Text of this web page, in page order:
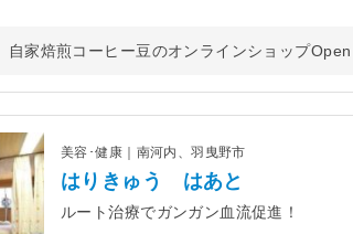
自家焙煎コーヒー豆のオンラインショップOpen
美容･健康｜南河内、羽曳野市
はりきゅう はあと
ルート治療でガンガン血流促進！